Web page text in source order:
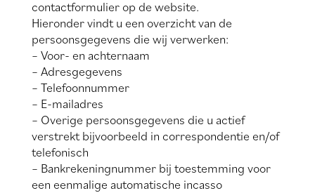
contactformulier op de website.
Hieronder vindt u een overzicht van de
persoonsgegevens die wij verwerken:
– Voor- en achternaam
– Adresgegevens
– Telefoonnummer
– E-mailadres
– Overige persoonsgegevens die u actief
verstrekt bijvoorbeeld in correspondentie en/of
telefonisch
– Bankrekeningnummer bij toestemming voor
een eenmalige automatische incasso